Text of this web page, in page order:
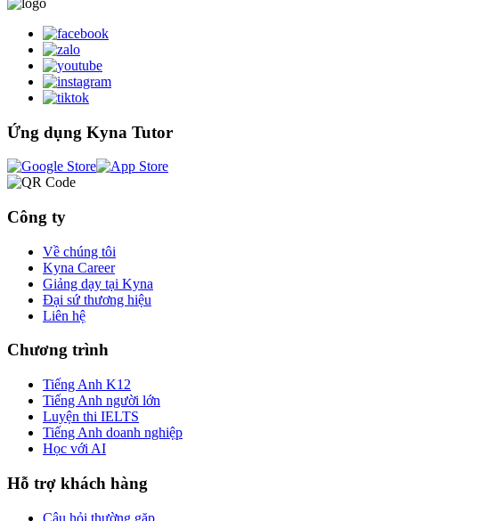
Ứng dụng Kyna Tutor
Công ty
Về chúng tôi
Kyna Career
Giảng dạy tại Kyna
Đại sứ thương hiệu
Liên hệ
Chương trình
Tiếng Anh K12
Tiếng Anh người lớn
Luyện thi IELTS
Tiếng Anh doanh nghiệp
Học với AI
Hỗ trợ khách hàng
Câu hỏi thường gặp